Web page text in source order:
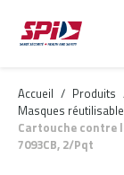
Aller au contenu
Skip to menu
Skip to footer
Accueil / Produits
Masques
Cartouche contre
7093CB, 2/Pqt